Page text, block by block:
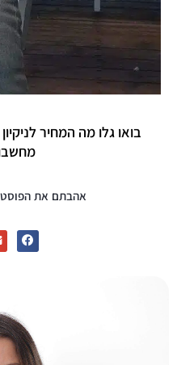
בואו גלו מה המחיר
אהבתם את